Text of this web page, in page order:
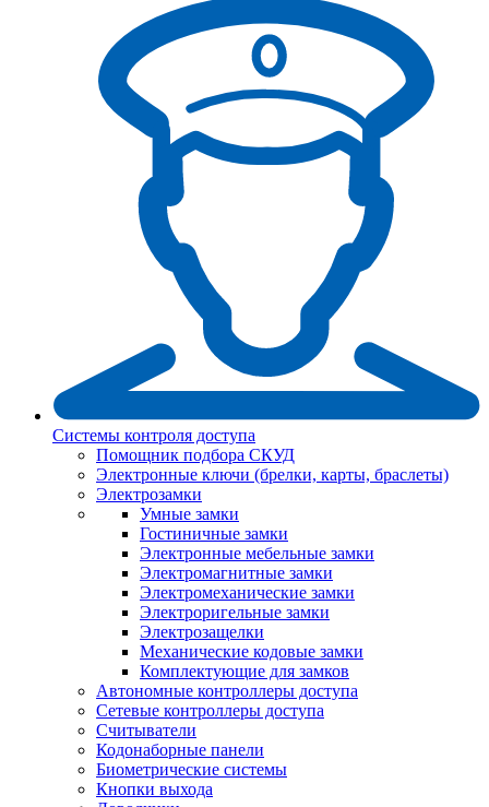
Системы контроля доступа
Помощник подбора СКУД
Электронные ключи (брелки, карты, браслеты)
Электрозамки
Умные замки
Гостиничные замки
Электронные мебельные замки
Электромагнитные замки
Электромеханические замки
Электроригельные замки
Электрозащелки
Механические кодовые замки
Комплектующие для замков
Автономные контроллеры доступа
Сетевые контроллеры доступа
Считыватели
Кодонаборные панели
Биометрические системы
Кнопки выхода